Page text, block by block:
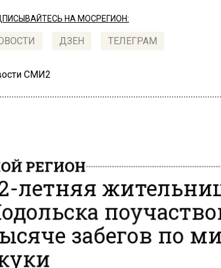
НА МОСРЕГИОН:
ДЗЕН ТЕЛЕГРАМ
СМИ2
РЕГИОН
летняя
забегов по